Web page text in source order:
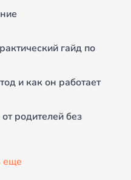
гайд по
и как он работает
родителей без
еще